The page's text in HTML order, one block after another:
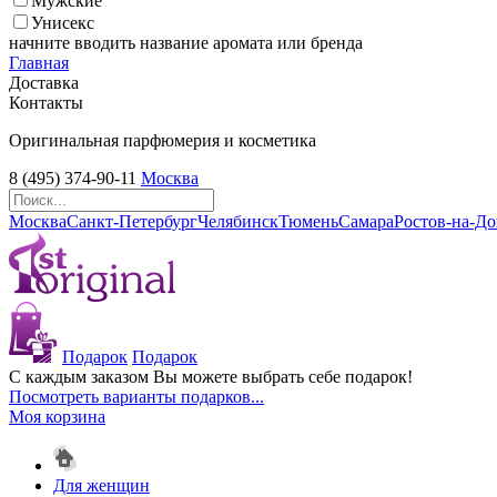
Унисекс
начните вводить название аромата или бренда
Главная
Доставка
Контакты
Оригинальная парфюмерия и косметика
8 (495) 374-90-11 Москва
МоскваСанкт-ПетербургЧелябинскТюменьСамараРостов-на-
Подарок Подарок
С каждым заказом Вы можете выбрать себе подарок!
Посмотреть варианты подарков...
Моя корзина
Для женщин